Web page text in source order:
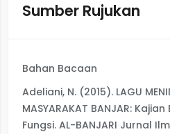
Sumber Rujukan
Bahan Bacaan
Adeliani, N. (2015). LAGU
MASYARAKAT BANJAR:
Fungsi. AL-BANJARI Jurnal